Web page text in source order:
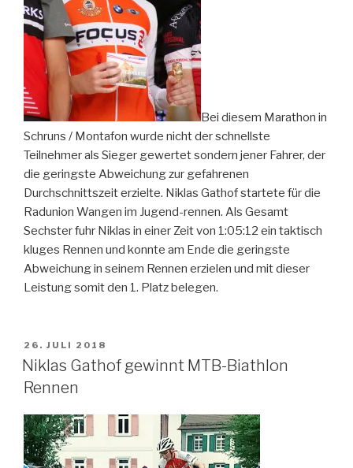
Bei diesem Marathon in
Schruns / Montafon wurde nicht der schnellste
Teilnehmer als Sieger gewertet sondern jener Fahrer, der
die geringste Abweichung zur gefahrenen
Durchschnittszeit erzielte. Niklas Gathof startete für die
Radunion Wangen im Jugend-rennen. Als Gesamt
Sechster fuhr Niklas in einer Zeit von 1:05:12 ein taktisch
kluges Rennen und konnte am Ende die geringste
Abweichung in seinem Rennen erzielen und mit dieser
Leistung somit den 1. Platz belegen.
VERÖFFENTLICHT
AM
26. JULI 2018
Niklas Gathof gewinnt MTB-Biathlon
Rennen